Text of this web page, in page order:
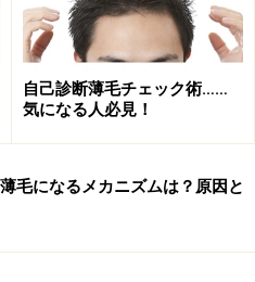
ム：胎児～乳幼児期
は髪は産毛です。
す。ですから、フサフサと
。当然これから太いしっかり
すが、「本数も、どんどん
い。人の髪の本数は7～10万
自己診断薄毛チェック術……
気になる人必見！
毛になるメカニズムは？原因と